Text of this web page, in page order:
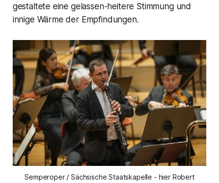
gestaltete eine gelassen-heitere Stimmung und
innige Wärme der Empfindungen.
Semperoper / Sächsische Staatskapelle - hier Robert